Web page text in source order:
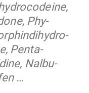
Phy­
Pen­ta­
Nal­bu­
…